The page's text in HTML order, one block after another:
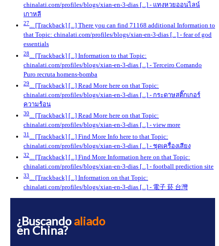
chinalati.com/profiles/blogs/xian-en-3-dias [...] - แทงหวยออนไลน์
เกาหลี
27... [Trackback] [...] There you can find 71168 additional Information to
that Topic: chinalati.com/profiles/blogs/xian-en-3-dias [...] - fear of god
essentials
28
... [Trackback] [...] Information to that Topic:
chinalati.com/profiles/blogs/xian-en-3-dias [...] - Terceiro Comando
Puro recruta homens-bomba
29... [Trackback] [...] Read More here on that Topic:
chinalati.com/profiles/blogs/xian-en-3-dias [...] - กระดาษสติ๊กเกอร์
ความร้อน
30... [Trackback] [...] Read More here on that Topic:
chinalati.com/profiles/blogs/xian-en-3-dias [...] - view more
31
... [Trackback] [...] Find More Info here to that Topic:
chinalati.com/profiles/blogs/xian-en-3-dias [...] - ชุดเครื่องเสียง
32... [Trackback] [...] Find More Information here on that Topic:
chinalati.com/profiles/blogs/xian-en-3-dias [...] - football prediction site
33... [Trackback] [...] Information on that Topic:
chinalati.com/profiles/blogs/xian-en-3-dias [...] - 電子 菸 台灣
¿Buscandoaliado
en China?